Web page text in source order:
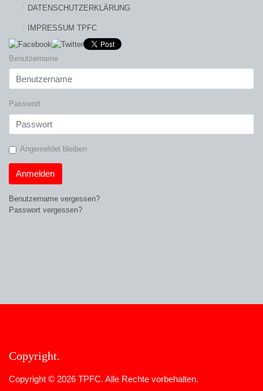
DATENSCHUTZERKLÄRUNG
IMPRESSUM TPFC
Benutzername
Passwort
Angemeldet bleiben
Anmelden
Benutzername vergessen?
Passwort vergessen?
Copyright
Copyright © 2026 TPFC. Alle Rechte vorbehalten.